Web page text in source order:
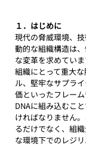
１．はじめに
現代の脅威環境、
動的な組織構造は
な変革を求めてい
組織にとって重大
ル、堅牢なサプラ
価といったフレー
DNAに組み込むこ
ければなりません
るだけでなく、組
な環境下でのレジ